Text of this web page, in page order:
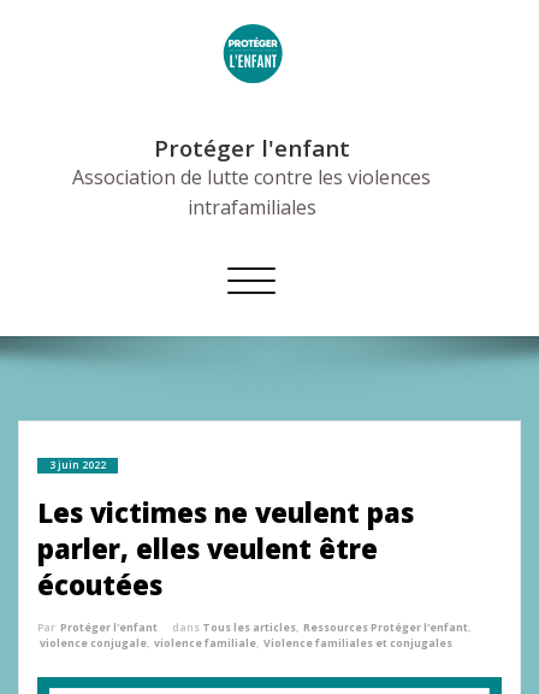
Protéger l'enfant
Association de lutte contre les violences
intrafamiliales
Afficher/masquer
la
3 juin 2022
Les victimes ne veulent pas
parler, elles veulent être
écoutées
Par Protéger l'enfant dans Tous les articles, Ressources Protéger l'enfant,
violence conjugale, violence familiale, Violence familiales et conjugales